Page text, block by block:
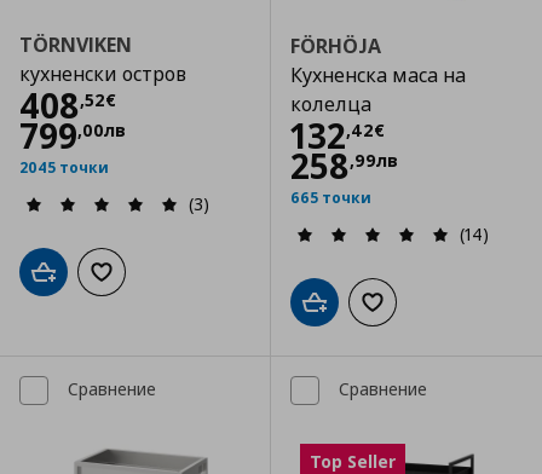
TÖRNVIKEN
кухненски остров
408,52€
Цена
799,00лв
2045 точки
(3)
Добави в кошницата
Добави към списъка с любими
FÖRHÖJA
Кухненска маса на
колелца
132,42€
Цена
258,99лв
665 точки
(14)
Добави в кошницата
Добави към
Сравнение Сравнение
Top Seller